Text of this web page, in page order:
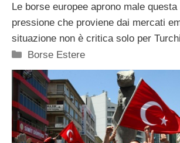
Le borse europee aprono male
pressione che proviene dai mercati
situazione non è critica solo per
Categorie
Borse Estere